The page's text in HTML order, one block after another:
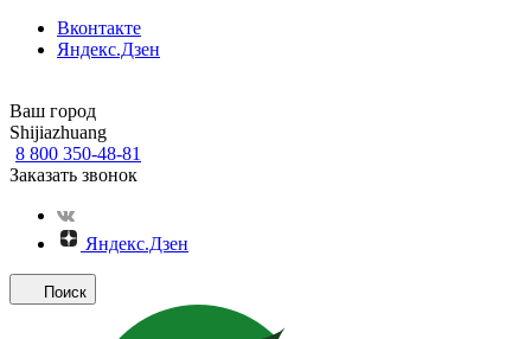
Вконтакте
Яндекс.Дзен
Ваш город
Shijiazhuang
8 800 350-48-81
Заказать звонок
Яндекс.Дзен
Поиск